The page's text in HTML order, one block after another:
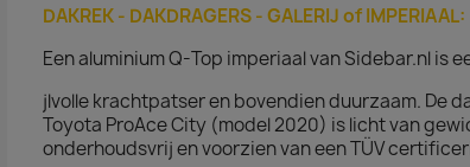
DAKREK - DAKDRAGERS - GALERIJ of IMPERIAAL:
Een aluminium Q-Top imperiaal van Sidebar.nl is
jlvolle krachtpatser en bovendien duurzaam. De
Toyota ProAce City (model 2020) is licht van
onderhoudsvrij en voorzien van een TÜV